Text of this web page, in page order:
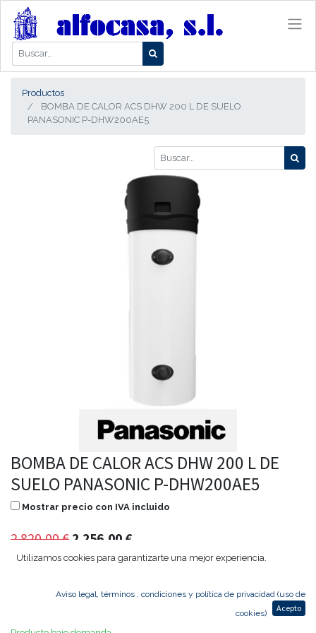
Productos
BOMBA DE CALOR ACS DHW 200 L DE SUELO
PANASONIC P-DHW200AE5
BOMBA DE CALOR ACS DHW 200 L DE
SUELO PANASONIC P-DHW200AE5
Mostrar precio con IVA incluido
2.820,00€ 2.256,00 €
Agregar al carrito
Utilizamos cookies para garantizarte una mejor experiencia.
Aviso legal, términos , condiciones y política de privacidad (uso de
cookies)
Acepto